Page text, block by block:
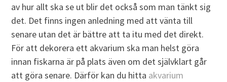
av hur allt ska se ut blir det också som man tänkt sig
det. Det finns ingen anledning med att vänta till
senare utan det är bättre att ta itu med det direkt.
För att dekorera ett akvarium ska man helst göra
innan fiskarna är på plats även om det självklart går
att göra senare. Därför kan du hitta akvarium